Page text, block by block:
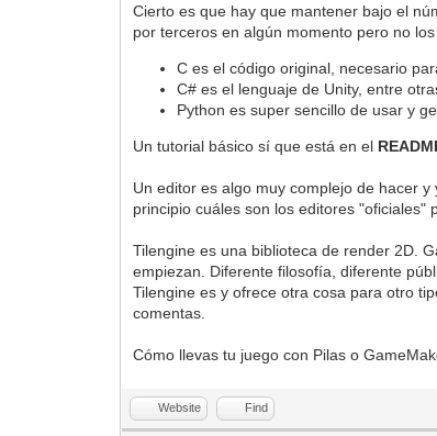
Cierto es que hay que mantener bajo el
por terceros en algún momento pero no
C es el código original, necesario
C# es el lenguaje de Unity, entre
Python es super sencillo de usar y
Un tutorial básico sí que está en el
Un editor es algo muy complejo de hacer
principio cuáles son los editores "oficiales"
Tilengine es una biblioteca de render 2D.
empiezan. Diferente filosofía, diferente
Tilengine es y ofrece otra cosa para otro
comentas.
Cómo llevas tu juego con Pilas o
Website Find